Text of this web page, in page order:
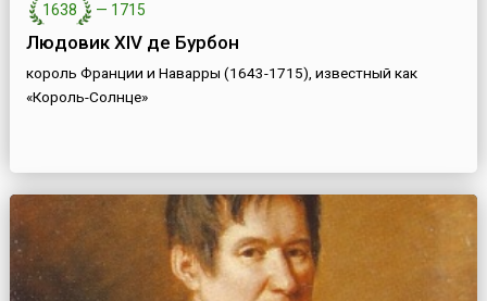
1638 — 1715
Людовик XIV де Бурбон
король Франции и Наварры (1643-1715), известный как
«Король-Солнце»